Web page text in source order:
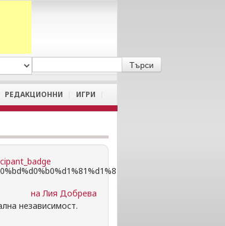
РЕДАКЦИОННИ ИГРИ
на Лия Добрева
независимост.